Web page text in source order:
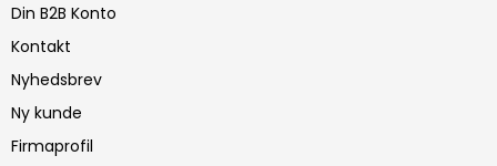
Din B2B Konto
Kontakt
Nyhedsbrev
Ny kunde
Firmaprofil